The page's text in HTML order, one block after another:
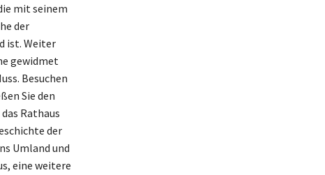
mit seinem
der
ist. Weiter
gewidmet
Besuchen
Sie den
Rathaus
der
Umland und
eine weitere